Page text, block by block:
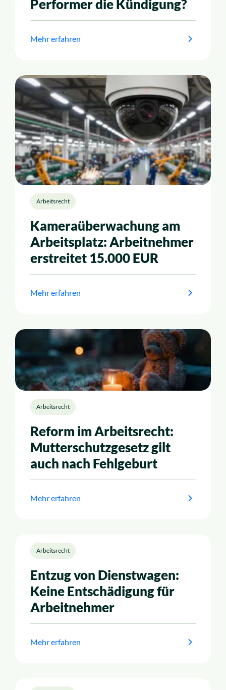
Performer die Kündigung?
Mehr erfahren
Arbeitsrecht
Kameraüberwachung am
Arbeitsplatz: Arbeitnehmer
erstreitet 15.000 EUR
Mehr erfahren
Arbeitsrecht
Reform im Arbeitsrecht:
Mutterschutzgesetz gilt
auch nach Fehlgeburt
Mehr erfahren
Arbeitsrecht
Entzug von Dienstwagen:
Keine Entschädigung für
Arbeitnehmer
Mehr erfahren